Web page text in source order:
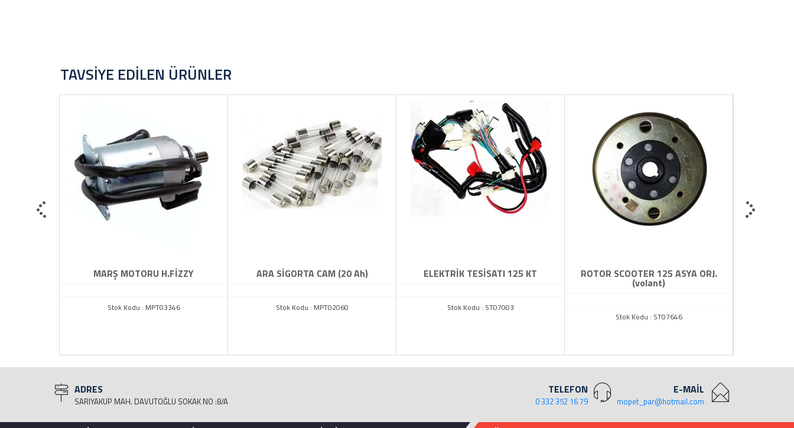
TAVSIYE EDILEN ÜRÜNLER
MARŞ MOTORU H.FİZZY
Stok Kodu : MPT03346
ARA SİGORTA CAM (20 Ah)
Stok Kodu : MPT02060
ELEKTRİK TESİSATI 125 KT
Stok Kodu : ST07003
ROTOR SCOOTER 125 ASYA ORJ.
(volant)
Stok Kodu : ST07646
ADRES
SARIYAKUP MAH. DAVUTOĞLU SOKAK NO :8/A
E-MAİL
mopet_par@hotmail.com
TELEFON
0 332 352 16 79